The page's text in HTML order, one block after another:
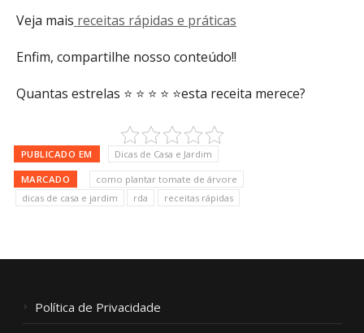
Veja mais receitas rápidas e práticas
Enfim, compartilhe nosso conteúdo!!
Quantas estrelas ⭐ ⭐ ⭐ ⭐ ⭐esta receita merece?
PUBLICADO EM Dicas de Casa e Jardim
MARCADO
como plantar tomate de árvore
dicas de casa e jardim
rda receitas rápidas
Política de Privacidade